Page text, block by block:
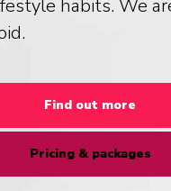
habits. We
Find out more
Pricing & packages